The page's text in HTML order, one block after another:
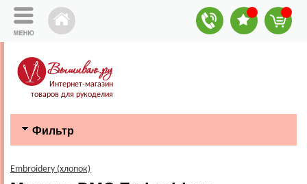
Интернет-магазин
товаров для рукоделия
Фильтр
Embroidery (хлопок)